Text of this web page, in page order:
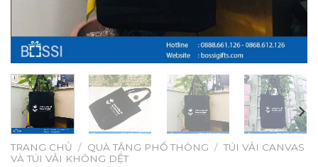
TRANG CHỦ / QUÀ TẶNG PHỔ THÔNG / TÚI VẢI CANVAS
VÀ TÚI VẢI KHÔNG DỆT